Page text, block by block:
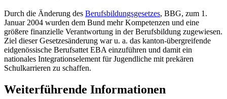
Durch die Änderung des Berufsbildungsgesetzes, BBG, zum 1.
Januar 2004 wurden dem Bund mehr Kompetenzen und eine
größere finanzielle Verantwortung in der Berufsbildung zugewiesen.
Ziel dieser Gesetzesänderung war u. a. das kanton-übergreifende
eidgenössische Berufsattet EBA einzuführen und damit ein
nationales Integrationselement für Jugendliche mit prekären
Schulkarrieren zu schaffen.
Weiterführende Informationen